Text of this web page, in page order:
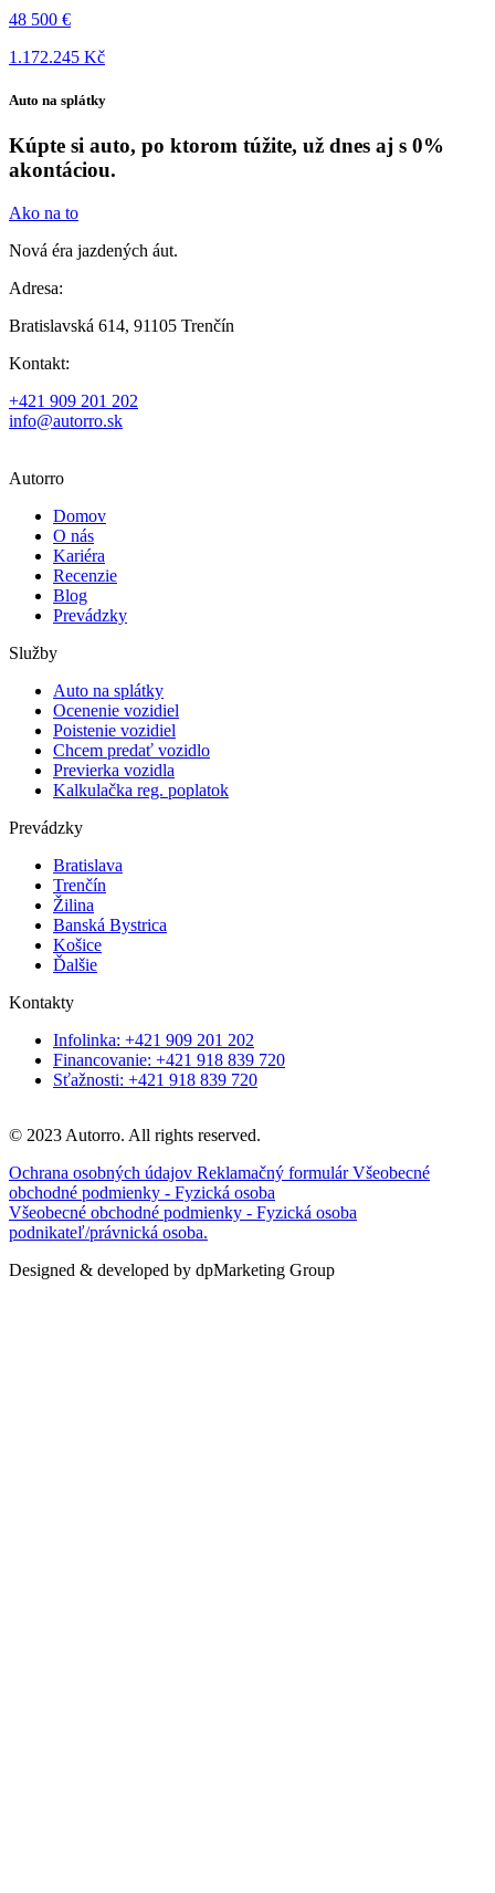
48 500 €
1.172.245 Kč
Auto na splátky
Kúpte si auto, po ktorom túžite, už dnes aj s 0%
akontáciou.
Ako na to
Nová éra jazdených áut.
Adresa:
Bratislavská 614, 91105 Trenčín
Kontakt:
+421 909 201 202
info@autorro.sk
Autorro
Domov
O nás
Kariéra
Recenzie
Blog
Prevádzky
Služby
Auto na splátky
Ocenenie vozidiel
Poistenie vozidiel
Chcem predať vozidlo
Previerka vozidla
Kalkulačka reg. poplatok
Prevádzky
Bratislava
Trenčín
Žilina
Banská Bystrica
Košice
Ďalšie
Kontakty
Infolinka: +421 909 201 202
Financovanie: +421 918 839 720
Sťažnosti: +421 918 839 720
© 2023 Autorro. All rights reserved.
Ochrana osobných údajov Reklamačný formulárVšeobecné
obchodné podmienky - Fyzická osoba
Všeobecné obchodné podmienky - Fyzická osoba
podnikateľ/právnická osoba.
Designed & developed by dpMarketing Group